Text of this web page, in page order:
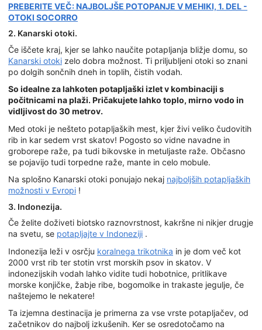
PREBERITE VEČ: NAJBOLJŠE POTOPANJE V MEHIKI, 1. DEL -
OTOKI SOCORRO
2. Kanarski otoki.
Če iščete kraj, kjer se lahko naučite potapljanja bližje domu, so
Kanarski otoki zelo dobra možnost. Ti priljubljeni otoki so znani
po dolgih sončnih dneh in toplih, čistih vodah.
So idealne za lahkoten potapljaški izlet v kombinaciji s
počitnicami na plaži. Pričakujete lahko toplo, mirno vodo in
vidljivost do 30 metrov.
Med otoki je nešteto potapljaških mest, kjer živi veliko čudovitih
rib in kar sedem vrst skatov! Pogosto so vidne navadne in
groborepe raže, pa tudi bikovske in metuljaste raže. Občasno
se pojavijo tudi torpedne raže, mante in celo mobule.
Na splošno Kanarski otoki ponujajo nekaj najboljših potapljaških
možnosti v Evropi !
3. Indonezija.
Če želite doživeti biotsko raznovrstnost, kakršne ni nikjer drugje
na svetu, se potapljajte v Indoneziji .
Indonezija leži v osrčju koralnega trikotnika in je dom več kot
2000 vrst rib ter stotin vrst morskih psov in skatov. V
indonezijskih vodah lahko vidite tudi hobotnice, pritlikave
morske konjičke, žabje ribe, bogomolke in trakaste jegulje, če
naštejemo le nekatere!
Ta izjemna destinacija je primerna za vse vrste potapljačev, od
začetnikov do najbolj izkušenih. Ker se osredotočamo na